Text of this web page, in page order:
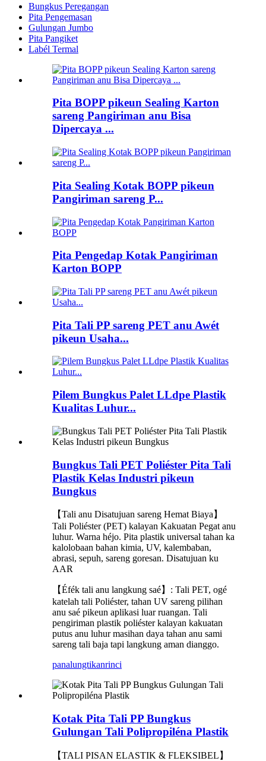
Bungkus Peregangan
Pita Pengemasan
Gulungan Jumbo
Pita Pangiket
Labél Termal
Pita BOPP pikeun Sealing Karton
sareng Pangiriman anu Bisa
Dipercaya ...
Pita Sealing Kotak BOPP pikeun
Pangiriman sareng P...
Pita Pengedap Kotak Pangiriman
Karton BOPP
Pita Tali PP sareng PET anu Awét
pikeun Usaha...
Pilem Bungkus Palet LLdpe Plastik
Kualitas Luhur...
Bungkus Tali PET Poliéster Pita Tali
Plastik Kelas Industri pikeun
Bungkus
【Tali anu Disatujuan sareng Hemat Biaya】
Tali Poliéster (PET) kalayan Kakuatan Pegat anu
luhur. Warna héjo. Pita plastik universal tahan ka
kalolobaan bahan kimia, UV, kalembaban,
abrasi, sepuh, sareng goresan. Disatujuan ku
AAR
【Éfék tali anu langkung saé】: Tali PET, ogé
katelah tali Poliéster, tahan UV sareng pilihan
anu saé pikeun aplikasi luar ruangan. Tali
pengiriman plastik poliéster kalayan kakuatan
putus anu luhur masihan daya tahan anu sami
sareng tali baja tapi langkung aman dianggo.
panalungtikanrinci
Kotak Pita Tali PP Bungkus
Gulungan Tali Polipropiléna Plastik
【TALI PISAN ELASTIK & FLEKSIBEL】